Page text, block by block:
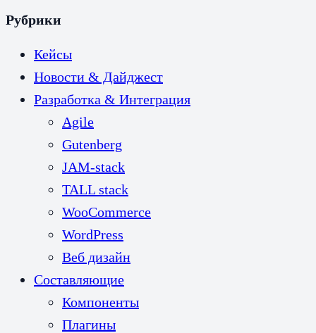
Рубрики
Кейсы
Новости & Дайджест
Разработка & Интеграция
Agile
Gutenberg
JAM-stack
TALL stack
WooCommerce
WordPress
Веб дизайн
Составляющие
Компоненты
Плагины